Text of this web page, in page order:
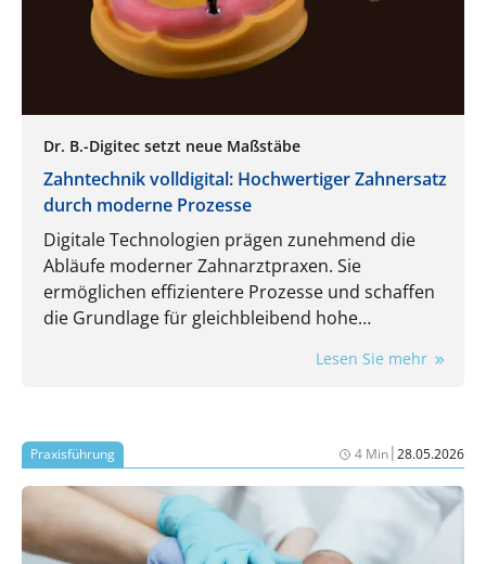
Dr. B.-Digitec setzt neue Maßstäbe
Zahntechnik volldigital: Hochwertiger Zahnersatz
durch moderne Prozesse
Digitale Technologien prägen zunehmend die
Abläufe moderner Zahnarztpraxen. Sie
ermöglichen effizientere Prozesse und schaffen
die Grundlage für gleichbleibend hohe
Zahnersatzlösungen. Von der Datenerfassung
Teleskopversorgungen mit Dr. B.-Digitec als
zuverlässigem Partner künftig vollständig digital
kommuniziert, mittels CAD/CAM und 3D-Druck
nach internationalen Standards gefertigt und
schnell sowie kosteneffizient an die Patient:innen
Lesen Sie mehr
Praxisführung 4 Min|28.05.2026